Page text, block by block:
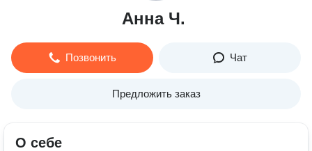
Анна Ч.
Позвонить Чат
Предложить заказ
О себе